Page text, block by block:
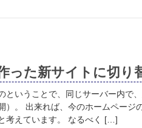
った新サイトに切り
ということで、同じサーバー内で
）。 出来れば、今のホームページ
考えています。 なるべく […]